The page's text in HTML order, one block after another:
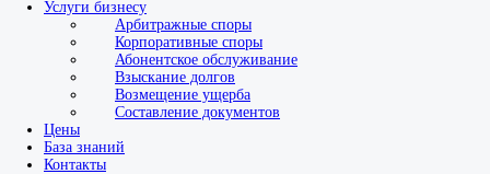
Услуги бизнесу
Арбитражные споры
Корпоративные споры
Абонентское обслуживание
Взыскание долгов
Возмещение ущерба
Составление документов
Цены
База знаний
Контакты